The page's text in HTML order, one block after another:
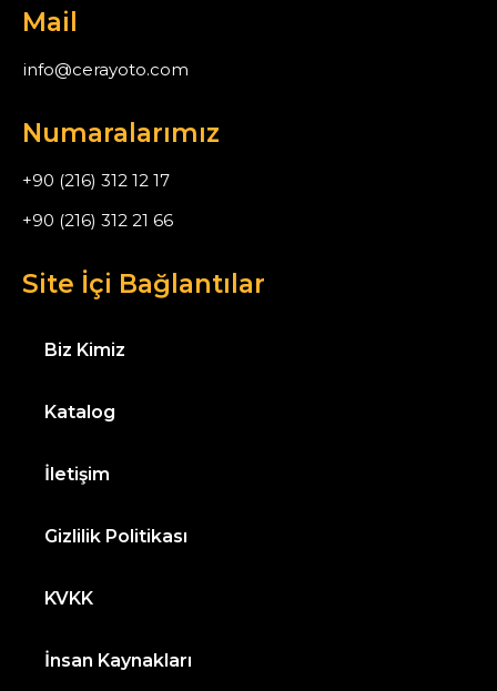
Mail
info@cerayoto.com
Numaralarımız
+90 (216) 312 12 17
+90 (216) 312 21 66
Site İçi Bağlantılar
Biz Kimiz
Katalog
İletişim
Gizlilik Politikası
KVKK
İnsan Kaynakları